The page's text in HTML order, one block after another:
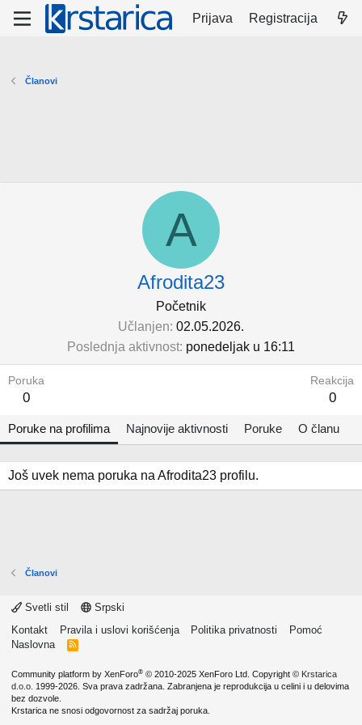
Prijava Registracija
Članovi
A
Afrodita23
Početnik
Učlanjen 02.05.2026.
Poslednja aktivnost ponedelјak u 16:11
Poruka
0
Reakcija
0
Poruke na profilima Najnovije aktivnosti Poruke O članu
Još uvek nema poruka na Afrodita23 profilu.
Članovi
Svetli stil
Srpski
Kontakt
Pravila i uslovi korišćenja Politika privatnosti
Pomoć
Naslovna
R
Community platform by XenForo® © 2010-2025 XenForo Ltd. Copyright © Krstarica
d.o.o. 1999-2026. Sva prava zadržana. Zabranjena je reprodukcija u celini i u delovima
bez dozvole.
Krstarica ne snosi odgovornost za sadržaj poruka.